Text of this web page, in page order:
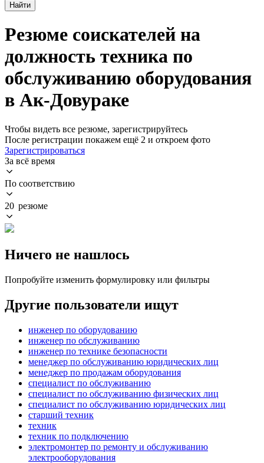
Найти
Резюме соискателей на
должность техника по
обслуживанию оборудования
в Ак-Довураке
Чтобы видеть все резюме, зарегистрируйтесь
После регистрации покажем ещё 2 и откроем фото
Зарегистрироваться
За всё время
По соответствию
20 резюме
Ничего не нашлось
Попробуйте изменить формулировку или фильтры
Другие пользователи ищут
инженер по оборудованию
инженер по обслуживанию
инженер по технике безопасности
менеджер по обслуживанию юридических лиц
менеджер по продажам оборудования
специалист по обслуживанию
специалист по обслуживанию физических лиц
специалист по обслуживанию юридических лиц
старший техник
техник
техник по подключению
электромонтер по ремонту и обслуживанию
электрооборудования